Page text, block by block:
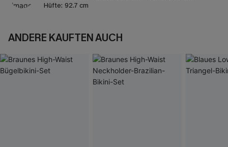
Hüfte: 92.7 cm
ANDERE KAUFTEN AUCH